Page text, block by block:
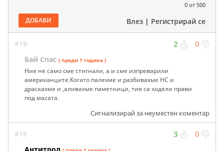
0 от 500
ДОБАВИ Влез | Регистрирай се
#19 2 0
Бай Спас ( преди 1 година )
Ние не само сме стигнали, а и сме изпреварили
американците.Когато палехме и разбивахме НС и
драскахме и ,аливахме паметници, тия са ходели прави
под масата.
Сигнализирай за неуместен коментар
#18 3 0
Антитрол